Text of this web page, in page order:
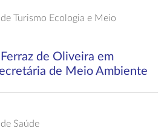
Turismo Ecologia e Meio
de Oliveira em
de Meio Ambiente
Saúde